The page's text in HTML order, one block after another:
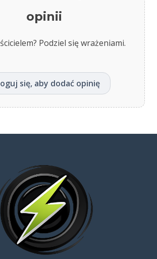
opinii
Podziel się wrażeniami.
się, aby dodać opinię